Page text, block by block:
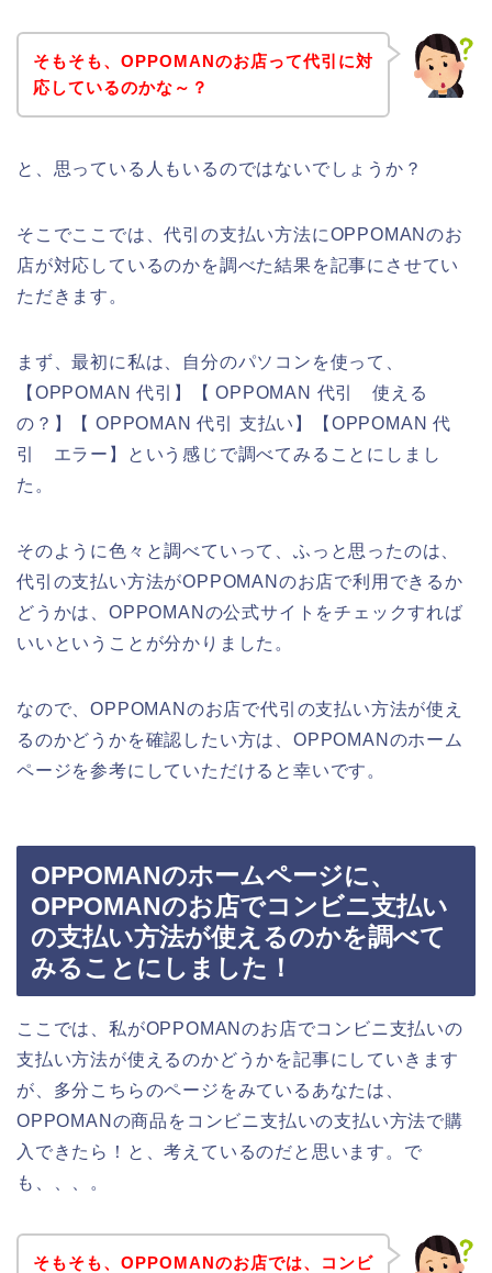
そもそも、OPPOMANのお店って代引に対
応しているのかな～？
と、思っている人もいるのではないでしょうか？
そこでここでは、代引の支払い方法にOPPOMANのお
店が対応しているのかを調べた結果を記事にさせてい
ただきます。
まず、最初に私は、自分のパソコンを使って、
【OPPOMAN 代引】【 OPPOMAN 代引 使える
の？】【 OPPOMAN 代引 支払い】【OPPOMAN 代
引 エラー】という感じで調べてみることにしまし
た。
そのように色々と調べていって、ふっと思ったのは、
代引の支払い方法がOPPOMANのお店で利用できるか
どうかは、OPPOMANの公式サイトをチェックすれば
いいということが分かりました。
なので、OPPOMANのお店で代引の支払い方法が使え
るのかどうかを確認したい方は、OPPOMANのホーム
ページを参考にしていただけると幸いです。
OPPOMANのホームページに、
OPPOMANのお店でコンビニ支払い
の支払い方法が使えるのかを調べて
みることにしました！
ここでは、私がOPPOMANのお店でコンビニ支払いの
支払い方法が使えるのかどうかを記事にしていきます
が、多分こちらのページをみているあなたは、
OPPOMANの商品をコンビニ支払いの支払い方法で購
入できたら！と、考えているのだと思います。で
も、、、。
そもそも、OPPOMANのお店では、コンビ